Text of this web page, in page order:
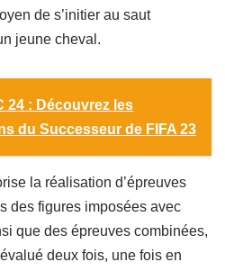
de s’initier au saut
jeune cheval.
24 : Découvrez les
du Successeur de FIFA 23
la réalisation d’épreuves
des figures imposées avec
que des épreuves combinées,
deux fois, une fois en